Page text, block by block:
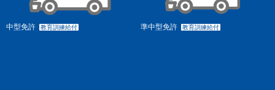
中型免許 教育訓練給付 準中型免許 教育訓練給付